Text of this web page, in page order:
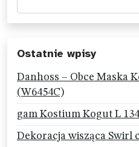
Ostatnie wpisy
Danhoss – Obce Maska
(W6454C)
gam Kostium Kogut L
Dekoracja wisząca Swirl